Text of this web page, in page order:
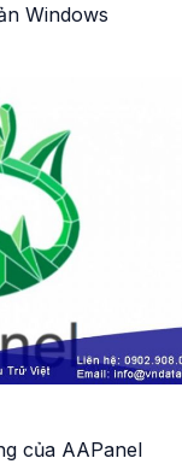
Windows
của AAPanel